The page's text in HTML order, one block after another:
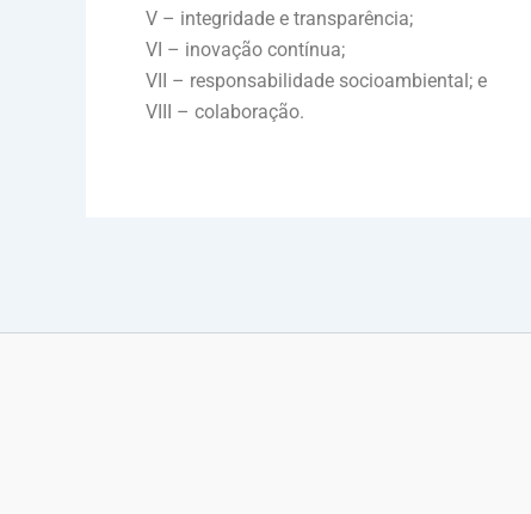
V – integridade e transparência;
VI – inovação contínua;
VII – responsabilidade socioambiental; e
VIII – colaboração.